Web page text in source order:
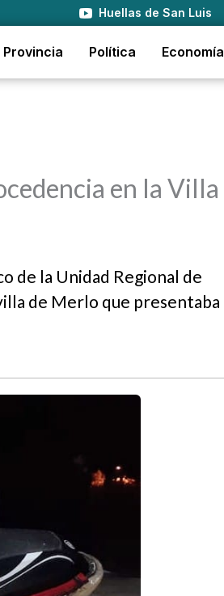
Huellas de San Luis
Provincia Política Economía
en la Villa
de la Unidad Regional de
de Merlo que presentaba